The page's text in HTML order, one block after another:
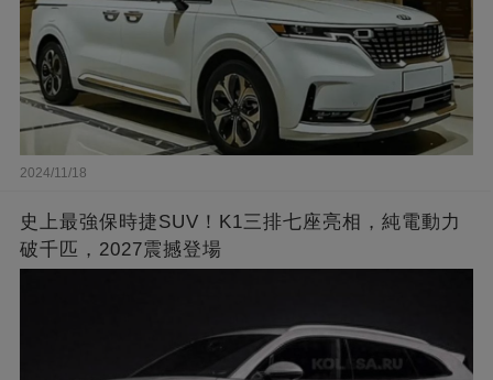
2024/11/18
史上最強保時捷SUV！K1三排七座亮相，純電動力
破千匹，2027震撼登場